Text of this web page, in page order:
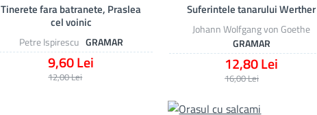
Petre Ispirescu GRAMAR
Tinerete fara batranete, Praslea
cel voinic
9,60 Lei
12,00 Lei
Johann Wolfgang von Goethe
GRAMAR
Suferintele tanarului Werther
12,80 Lei
16,00 Lei